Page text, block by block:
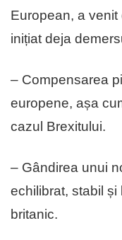
European, a
inițiat deja
– Compensarea
europene, așa
cazul Brexitului.
– Gândirea unui
echilibrat, stabil
britanic.